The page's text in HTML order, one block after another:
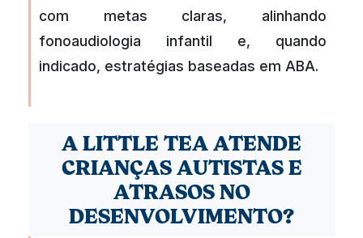
com metas claras, alinhando
fonoaudiologia infantil e, quando
indicado, estratégias baseadas em ABA.
A LITTLE TEA ATENDE
CRIANÇAS AUTISTAS E
ATRASOS NO
DESENVOLVIMENTO?